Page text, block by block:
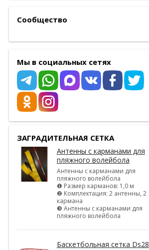
Сообщество
Мы в социальных сетях
ЗАГРАДИТЕЛЬНАЯ СЕТКА
Антенны с карманами для
пляжного волейбола
Антенны с карманами для
пляжного волейбола
❶ Размер карманов: 1,0 м
❷ Комплектация: 2 антенны, 2
кармана
❸ Антенны с карманами для
пляжного волейбола
Баскетбольная сетка Ds28